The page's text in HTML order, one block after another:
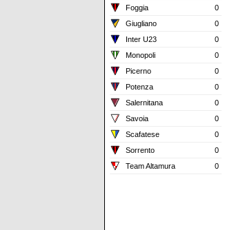
Foggia
0
Giugliano
0
Inter U23
0
Monopoli
0
Picerno
0
Potenza
0
Salernitana
0
Savoia
0
Scafatese
0
Sorrento
0
Team Altamura
0